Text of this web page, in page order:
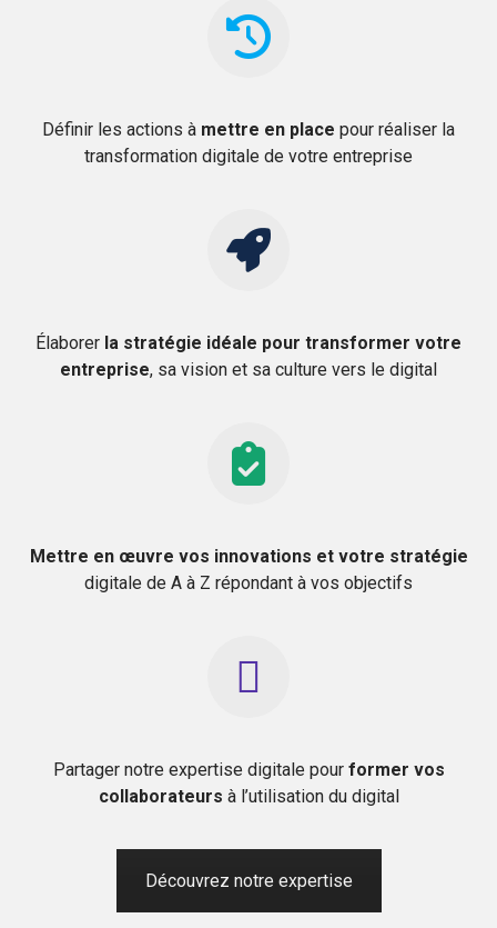
Définir les actions à mettre en place pour réaliser la
transformation digitale de votre entreprise
Élaborer la stratégie idéale pour transformer votre
entreprise, sa vision et sa culture vers le digital
Mettre en œuvre vos innovations et votre stratégie
digitale de A à Z répondant à vos objectifs
Partager notre expertise digitale pour former vos
collaborateurs à l’utilisation du digital
Découvrez notre expertise